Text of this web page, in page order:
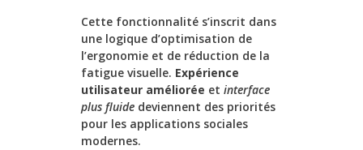
Cette fonctionnalité s’inscrit dans
une logique d’optimisation de
l’ergonomie et de réduction de la
fatigue visuelle. Expérience
utilisateur améliorée et interface
plus fluide deviennent des priorités
pour les applications sociales
modernes.